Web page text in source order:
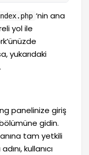
‘nin ana
yol ile
yukarıdaki
panelinize giriş
gidin.
tam yetkili
kullanıcı